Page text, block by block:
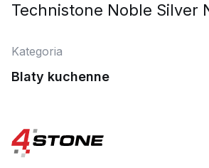
Technistone Noble Silver
Kategoria
Blaty kuchenne